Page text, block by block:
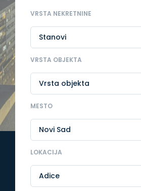
VRSTA NEKRETNINE
VRSTA OBJEKTA
MESTO
LOKACIJA
Adice